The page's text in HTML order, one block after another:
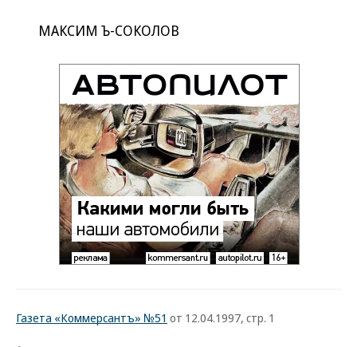
МАКСИМ Ъ-СОКОЛОВ
Газета «Коммерсантъ» №51 от 12.04.1997, стр. 1